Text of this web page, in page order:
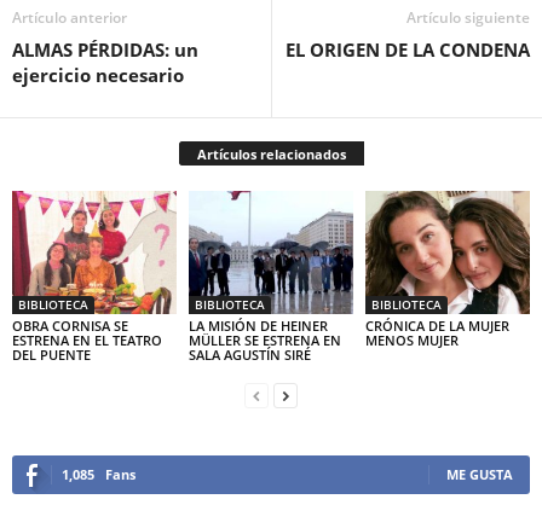
Artículo anterior
ALMAS PÉRDIDAS: un
ejercicio necesario
Artículo siguiente
EL ORIGEN DE LA CONDENA
Artículos relacionados
BIBLIOTECA
OBRA CORNISA SE
ESTRENA EN EL TEATRO
DEL PUENTE
BIBLIOTECA
LA MISIÓN DE HEINER
MÜLLER SE ESTRENA EN
SALA AGUSTÍN SIRÉ
BIBLIOTECA
CRÓNICA DE LA MUJER
MENOS MUJER
1,085 Fans ME GUSTA